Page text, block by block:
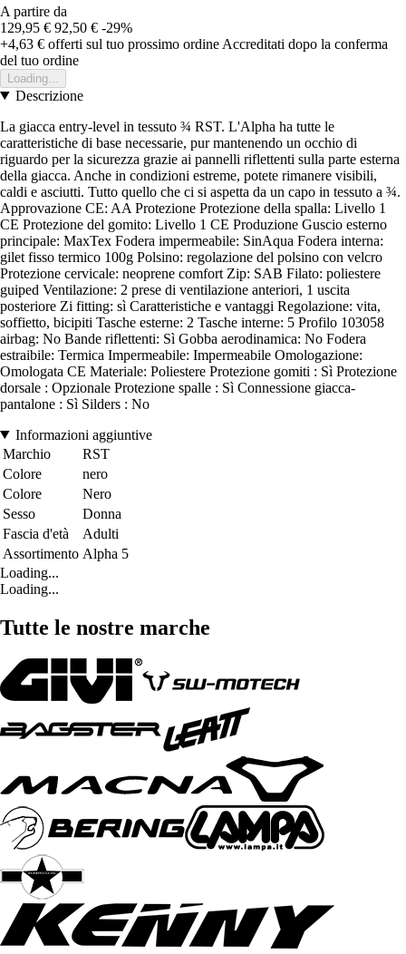
A partire da
129,95 € 92,50 € -29%
+4,63 € offerti sul tuo prossimo ordine Accreditati dopo la conferma
del tuo ordine
Loading...
Descrizione
La giacca entry-level in tessuto ¾ RST. L'Alpha ha tutte le
caratteristiche di base necessarie, pur mantenendo un occhio di
riguardo per la sicurezza grazie ai pannelli riflettenti sulla parte esterna
della giacca. Anche in condizioni estreme, potete rimanere visibili,
caldi e asciutti. Tutto quello che ci si aspetta da un capo in tessuto a ¾.
Approvazione CE: AA Protezione Protezione della spalla: Livello 1
CE Protezione del gomito: Livello 1 CE Produzione Guscio esterno
principale: MaxTex Fodera impermeabile: SinAqua Fodera interna:
gilet fisso termico 100g Polsino: regolazione del polsino con velcro
Protezione cervicale: neoprene comfort Zip: SAB Filato: poliestere
guiped Ventilazione: 2 prese di ventilazione anteriori, 1 uscita
posteriore Zi fitting: sì Caratteristiche e vantaggi Regolazione: vita,
soffietto, bicipiti Tasche esterne: 2 Tasche interne: 5 Profilo 103058
airbag: No Bande riflettenti: Sì Gobba aerodinamica: No Fodera
estraibile: Termica Impermeabile: Impermeabile Omologazione:
Omologata CE Materiale: Poliestere Protezione gomiti : Sì Protezione
dorsale : Opzionale Protezione spalle : Sì Connessione giacca-
pantalone : Sì Silders : No
Informazioni aggiuntive
Marchio
RST
Colore
nero
Colore
Nero
Sesso
Donna
Fascia d'età
Adulti
Assortimento Alpha 5
Loading...
Loading...
Tutte le nostre marche